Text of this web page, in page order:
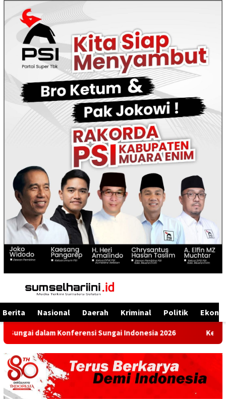
Menu
Mobile
Berita Nasional Daerah Kriminal Politik
Sungai Indonesia 2026 Ketua DPD PSI